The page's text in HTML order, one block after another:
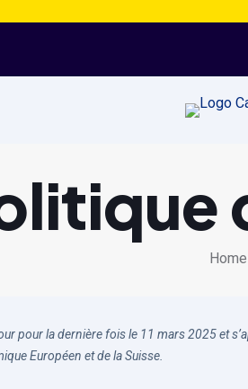
Home
pour la dernière fois le 11 mars 2025 et
Européen et de la Suisse.